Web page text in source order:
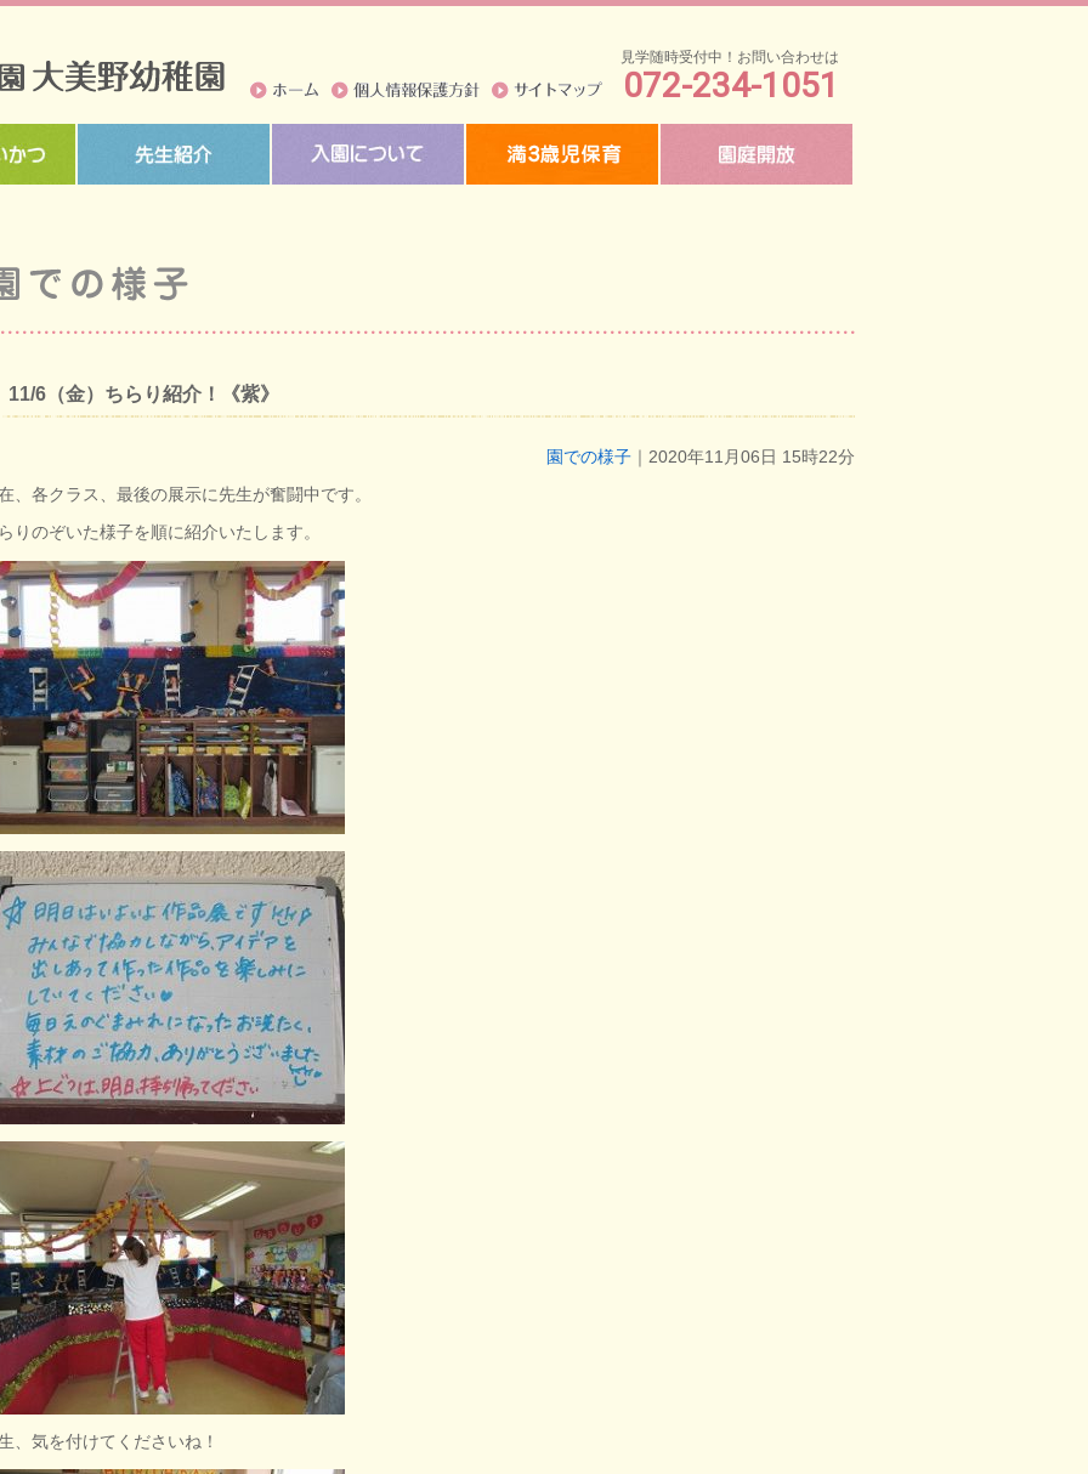
見学随時受付中！お問い合わせは
072-234-1051
11/6（金）ちらり紹介！《紫》
園での様子 ｜2020年11月06日 15時22分
、各クラス、最後の展示に先生が奮闘中です。
りのぞいた様子を順に紹介いたします。
、気を付けてくださいね！